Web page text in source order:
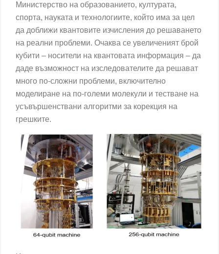
Министерство на образованието, културата,
спорта, науката и технологиите, който има за цел
да доближи квантовите изчисления до решаването
на реални проблеми. Очаква се увеличеният брой
кубити – носители на квантовата информация – да
даде възможност на изследователите да решават
много по-сложни проблеми, включително
моделиране на по-големи молекули и тестване на
усъвършенствани алгоритми за корекция на
грешките.